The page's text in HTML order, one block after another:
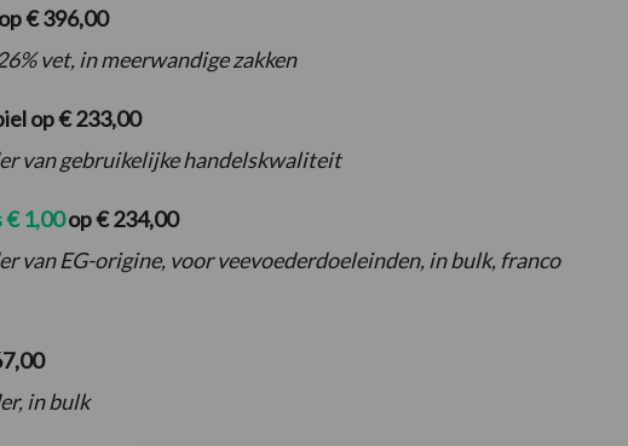
€ 396,00
vet, in meerwandige zakken
op € 233,00
van gebruikelijke handelskwaliteit
€ 1,00op € 234,00
van EG-origine, voor veevoederdoeleinden, in bulk, franco
in bulk